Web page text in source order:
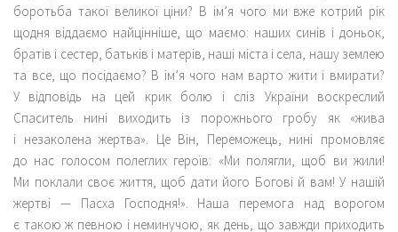
боротьба такої великої ціни? В ім’я чого ми вже котрий рік
щодня віддаємо найцінніше, що маємо: наших синів і доньок,
братів і сестер, батьків і матерів, наші міста і села, нашу землею
та все, що посідаємо? В ім’я чого нам варто жити і вмирати?
У відповідь на цей крик болю і сліз України воскреслий
Спаситель нині виходить із порожнього гробу як «жива
і незаколена жертва». Це Він, Переможець, нині промовляє
до нас голосом полеглих героїв: «Ми полягли, щоб ви жили!
Ми поклали своє життя, щоб дати його Богові й вам! У нашій
жертві — Пасха Господня!». Наша перемога над ворогом
є такою ж певною і неминучою, як день, що завжди приходить